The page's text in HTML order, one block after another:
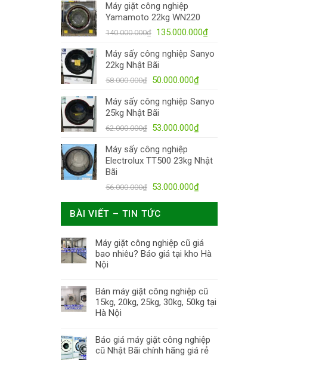
Máy giặt công nghiệp
Yamamoto 22kg WN220
140.000.000₫ 135.000.000₫
Máy sấy công nghiệp Sanyo
22kg Nhật Bãi
58.000.000₫ 50.000.000₫
Máy sấy công nghiệp Sanyo
25kg Nhật Bãi
62.000.000₫ 53.000.000₫
Máy sấy công nghiệp
Electrolux TT500 23kg Nhật
Bãi
56.000.000₫ 53.000.000₫
BÀI VIẾT – TIN TỨC
Máy giặt công nghiệp cũ giá
bao nhiêu? Báo giá tại kho Hà
Nội
Bán máy giặt công nghiệp cũ
15kg, 20kg, 25kg, 30kg, 50kg tại
Hà Nội
Báo giá máy giặt công nghiệp
cũ Nhật Bãi chính hãng giá rẻ